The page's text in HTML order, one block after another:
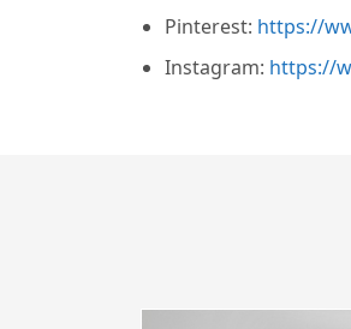
Pinterest: https://
Instagram: https://